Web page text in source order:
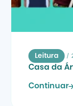
Leitura /
Casa da
Continuar